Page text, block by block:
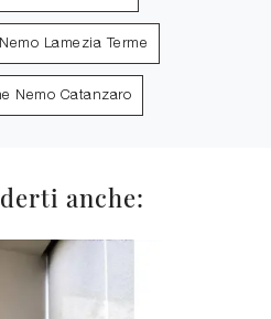
Lamezia Terme
Nemo Catanzaro
anche: